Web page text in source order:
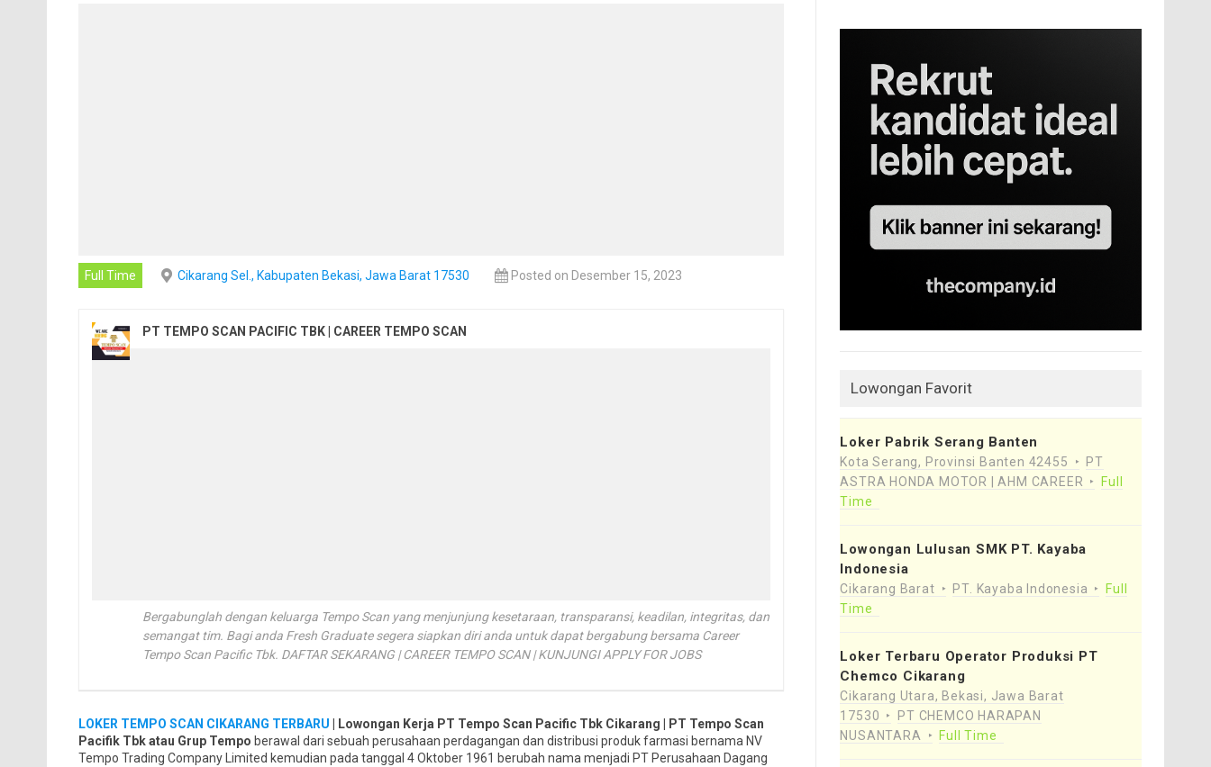
Full Time Cikarang Sel., Kabupaten Bekasi, Jawa Barat 17530 Posted on Desember 15, 2023
PT TEMPO SCAN PACIFIC TBK | CAREER TEMPO SCAN
Bergabunglah dengan keluarga Tempo Scan yang menjunjung kesetaraan, transparansi, keadilan, integritas, dan
semangat tim. Bagi anda Fresh Graduate segera siapkan diri anda untuk dapat bergabung bersama Career
Tempo Scan Pacific Tbk. DAFTAR SEKARANG | CAREER TEMPO SCAN | KUNJUNGI APPLY FOR JOBS
LOKER TEMPO SCAN CIKARANG TERBARU | Lowongan Kerja PT Tempo Scan Pacific Tbk Cikarang | PT Tempo Scan
Pacifik Tbk atau Grup Tempo berawal dari sebuah perusahaan perdagangan dan distribusi produk farmasi bernama NV
Tempo Trading Company Limited kemudian pada tanggal 4 Oktober 1961 berubah nama menjadi PT Perusahaan Dagang
Lowongan Favorit
Loker Pabrik Serang Banten
Kota Serang, Provinsi Banten 42455
PT
ASTRA HONDA MOTOR | AHM CAREER
Full
Time
Lowongan Lulusan SMK PT. Kayaba
Indonesia
Cikarang Barat PT. Kayaba Indonesia
Full
Time
Loker Terbaru Operator Produksi PT
Chemco Cikarang
Cikarang Utara, Bekasi, Jawa Barat
17530
PT CHEMCO HARAPAN
NUSANTARA
Full Time